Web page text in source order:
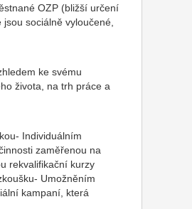
OZP (bližší určení
sociálně vyloučené,
ke svému
života, na trh práce a
Individuálním
zaměřenou na
rekvalifikační kurzy
Umožněním
kampaní, která